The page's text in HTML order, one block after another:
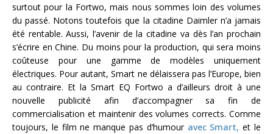
surtout pour la Fortwo, mais nous sommes loin des volumes
du passé. Notons toutefois que la citadine Daimler n’a jamais
été rentable. Aussi, l’avenir de la citadine va dès l’an prochain
s’écrire en Chine. Du moins pour la production, qui sera moins
coûteuse pour une gamme de modèles uniquement
électriques. Pour autant, Smart ne délaissera pas l’Europe, bien
au contraire. Et la Smart EQ Fortwo a d’ailleurs droit à une
nouvelle publicité afin d’accompagner sa fin de
commercialisation et maintenir des volumes corrects. Comme
toujours, le film ne manque pas d’humour avec Smart, et le